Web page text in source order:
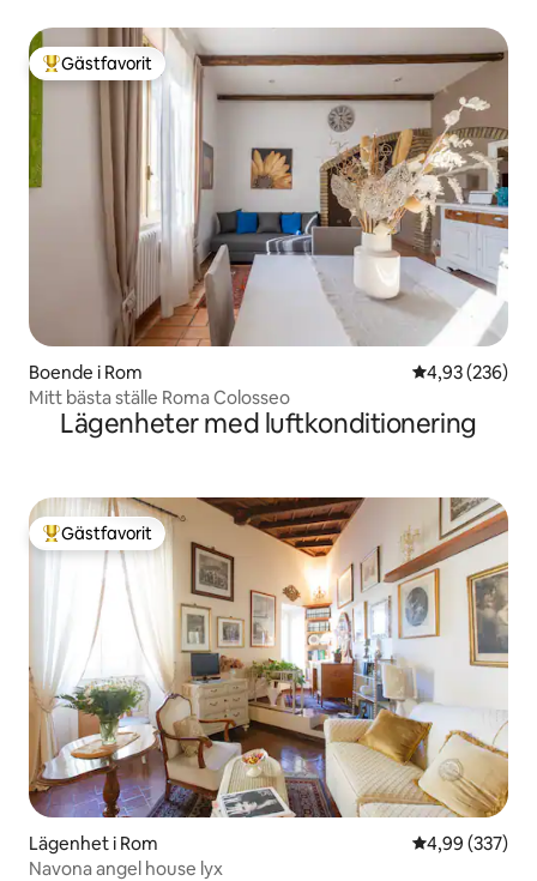
Populär gästfavorit
Gästfavorit
Boende i Rom 4,93 av 5 i
4,93 (236)
Mitt bästa ställe Roma Colosseo
Lägenheter med luftkonditionering
Populär gästfavorit
Gästfavorit
Lägenhet i Rom 4,99 av 5 i
4,99 (337)
Navona angel house lyx